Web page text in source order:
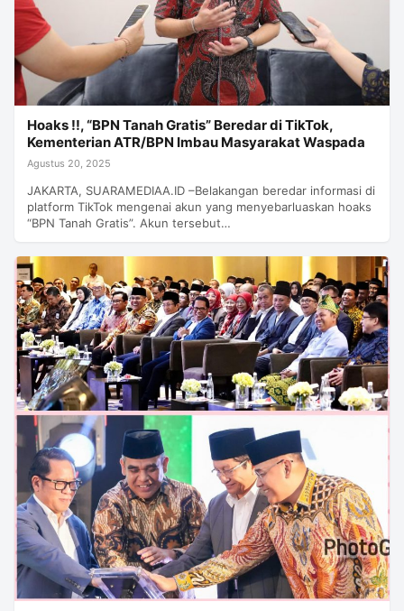
Hoaks !!, “BPN Tanah Gratis” Beredar di TikTok,
Kementerian ATR/BPN Imbau Masyarakat Waspada
Agustus 20, 2025
JAKARTA, SUARAMEDIAA.ID –Belakangan beredar informasi di
platform TikTok mengenai akun yang menyebarluaskan hoaks
“BPN Tanah Gratis”. Akun tersebut…